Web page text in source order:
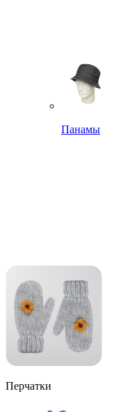
Панамы
Перчатки